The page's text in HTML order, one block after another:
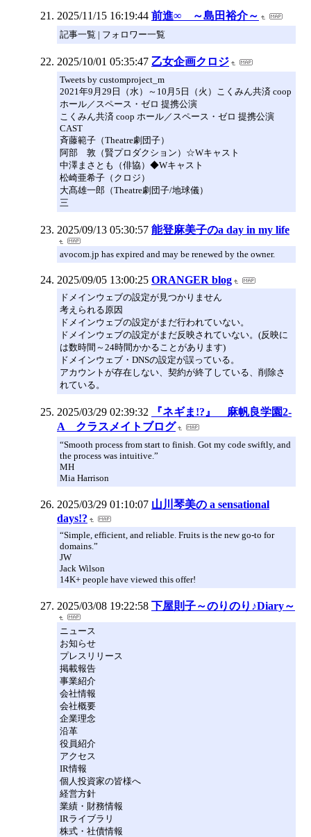
2025/11/15 16:19:44 前進∞ ～島田裕介～
記事一覧 | フォロワー一覧
2025/10/01 05:35:47 乙女企画クロジ
Tweets by customproject_m
2021年9月29日（水）～10月5日（火）こくみん共済 coop
ホール／スペース・ゼロ 提携公演
こくみん共済 coop ホール／スペース・ゼロ 提携公演
CAST
斉藤範子（Theatre劇団子）
阿部 敦（賢プロダクション）☆Wキャスト
中澤まさとも（俳協）◆Wキャスト
松崎亜希子（クロジ）
大髙雄一郎（Theatre劇団子/地球儀）
三
2025/09/13 05:30:57 能登麻美子のa day in my life
avocom.jp has expired and may be renewed by the owner.
2025/09/05 13:00:25 ORANGER blog
ドメインウェブの設定が見つかりません
考えられる原因
ドメインウェブの設定がまだ行われていない。
ドメインウェブの設定がまだ反映されていない。(反映に
は数時間～24時間かかることがあります)
ドメインウェブ・DNSの設定が誤っている。
アカウントが存在しない、契約が終了している、削除さ
れている。
2025/03/29 02:39:32
『ネギま!?』 麻帆良学園2-
A クラスメイトブログ
“Smooth process from start to finish. Got my code swiftly, and
the process was intuitive.”
MH
Mia Harrison
2025/03/29 01:10:07 山川琴美の a sensational
days!?
“Simple, efficient, and reliable. Fruits is the new go-to for
domains.”
JW
Jack Wilson
14K+ people have viewed this offer!
2025/03/08 19:22:58 下屋則子～のりのり♪Diary～
ニュース
お知らせ
プレスリリース
掲載報告
事業紹介
会社情報
会社概要
企業理念
沿革
役員紹介
アクセス
IR情報
個人投資家の皆様へ
経営方針
業績・財務情報
IRライブラリ
株式・社債情報